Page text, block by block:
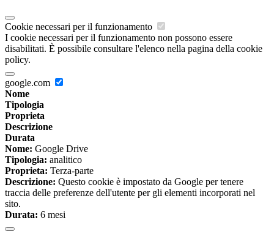
Cookie necessari per il funzionamento
I cookie necessari per il funzionamento non possono essere
disabilitati. È possibile consultare l'elenco nella pagina della cookie
policy.
google.com
Nome
Tipologia
Proprieta
Descrizione
Durata
Nome: Google Drive
Tipologia: analitico
Proprieta: Terza-parte
Descrizione: Questo cookie è impostato da Google per tenere
traccia delle preferenze dell'utente per gli elementi incorporati nel
sito.
Durata: 6 mesi